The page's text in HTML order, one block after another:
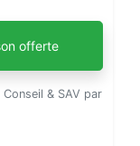
offerte
& SAV par